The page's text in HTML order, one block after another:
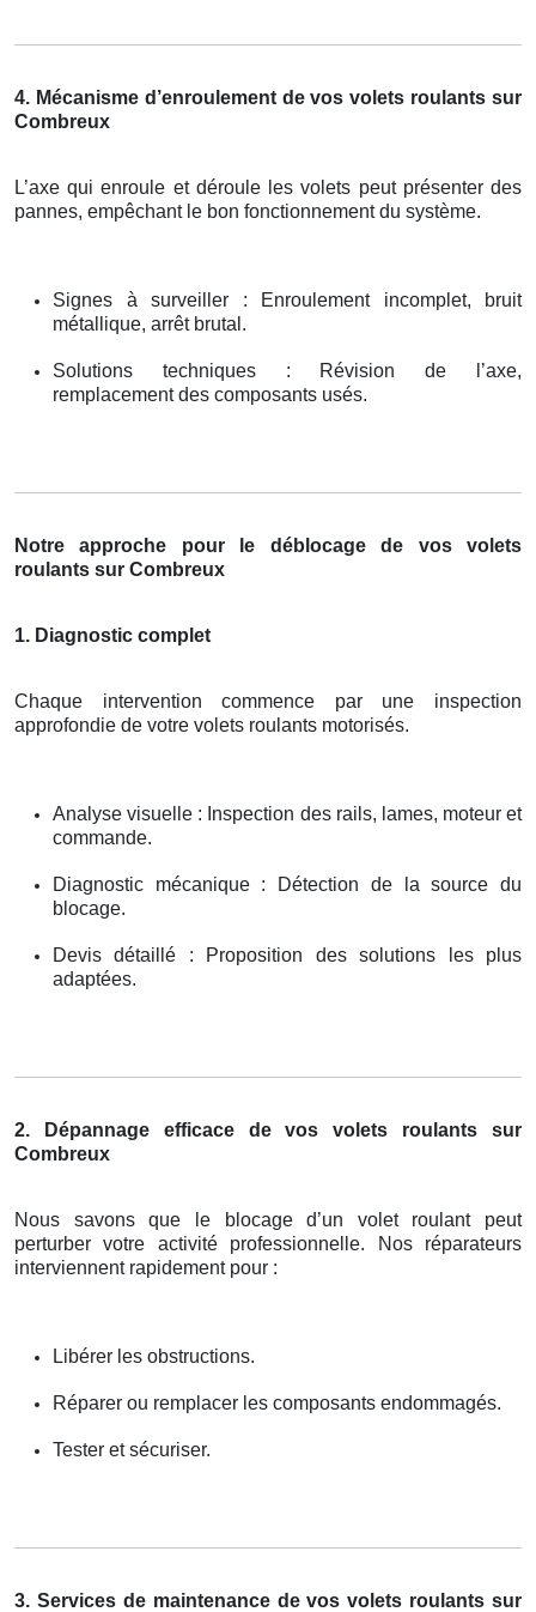
4. Mécanisme d’enroulement de vos volets roulants sur
Combreux
L’axe qui enroule et déroule les volets peut présenter des
pannes, empêchant le bon fonctionnement du système.
Signes à surveiller : Enroulement incomplet, bruit
métallique, arrêt brutal.
Solutions techniques : Révision de l’axe,
remplacement des composants usés.
Notre approche pour le déblocage de vos volets
roulants sur Combreux
1. Diagnostic complet
Chaque intervention commence par une inspection
approfondie de votre volets roulants motorisés.
Analyse visuelle : Inspection des rails, lames, moteur et
commande.
Diagnostic mécanique : Détection de la source du
blocage.
Devis détaillé : Proposition des solutions les plus
adaptées.
2. Dépannage efficace de vos volets roulants sur
Combreux
Nous savons que le blocage d’un volet roulant peut
perturber votre activité professionnelle. Nos réparateurs
interviennent rapidement pour :
Libérer les obstructions.
Réparer ou remplacer les composants endommagés.
Tester et sécuriser.
3. Services de maintenance de vos volets roulants sur